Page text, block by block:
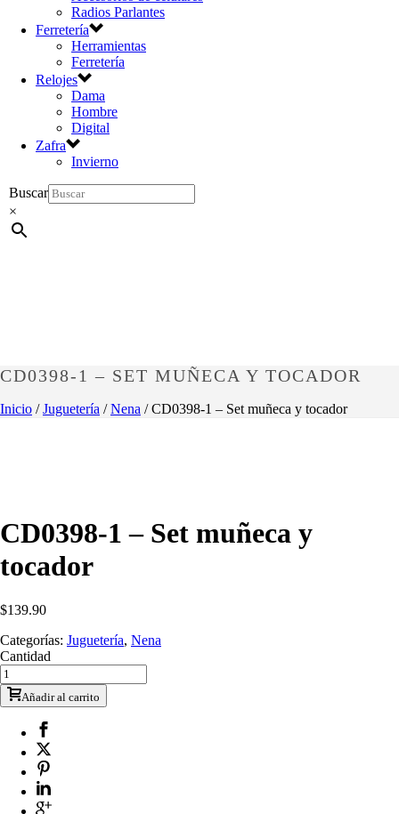
Radios Parlantes
Ferretería
Herramientas
Ferretería
Relojes
Dama
Hombre
Digital
Zafra
Invierno
Buscar
×
CD0398-1 – SET MUÑECA Y TOCADOR
Inicio /Juguetería /Nena / CD0398-1 – Set muñeca y tocador
CD0398-1 – Set muñeca y
tocador
$139.90
Categorías: Juguetería, Nena
Cantidad
Añadir al carrito